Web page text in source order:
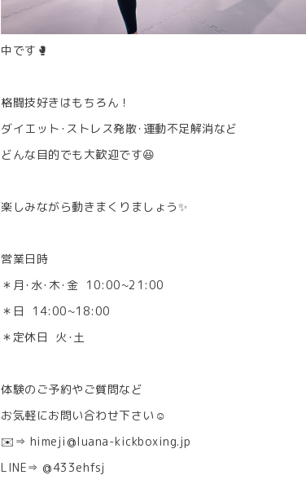
中です🥊
格闘技好きはもちろん！
ダイエット･ストレス発散･運動不足解消など
どんな目的でも大歓迎です😆
楽しみながら動きまくりましょう✨
営業日時
＊月･水･木･金 10:00~21:00
＊日 14:00~18:00
＊定休日 火･土
体験のご予約やご質問など
お気軽にお問い合わせ下さい☺️
✉️⇒ himeji@luana-kickboxing.jp
LINE⇒ @433ehfsj